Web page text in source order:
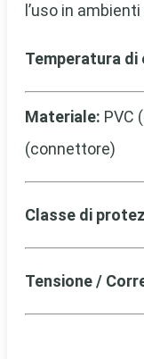
l’uso in
Temperatura di
Materiale: PVC
(connettore)
Classe di
Tensione /